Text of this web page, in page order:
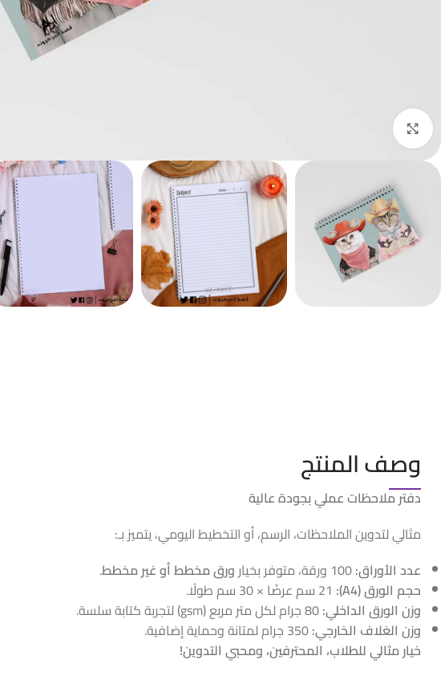
وصف المنتج
دفتر ملاحظات عملي بجودة عالية
مثالي لتدوين الملاحظات، الرسم، أو التخطيط اليومي، يتميز بـ:
عدد الأوراق:
ورق مخطط أو غير مخطط.
حجم الورق (A4):
وزن الورق الداخلي:
وزن الغلاف الخارجي:
خيار مثالي للطلاب، المحترفين، ومحبي التدوين!